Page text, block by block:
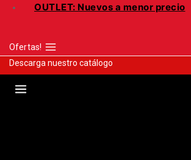
OUTLET: Nuevos a menor precio
Ofertas!
Descarga nuestro catálogo